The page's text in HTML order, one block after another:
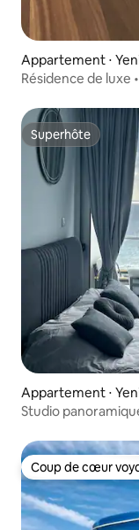
Appartement ⋅
Résidence de luxe
Superhôte
Superhôte
Appartement ⋅
Studio
Coup de cœur
Coup de cœur